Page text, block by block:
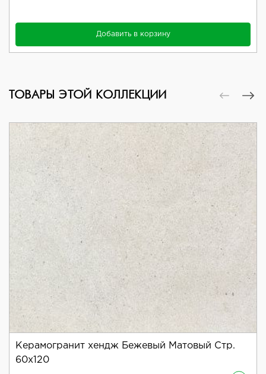
Добавить в корзину
ТОВАРЫ ЭТОЙ КОЛЛЕКЦИИ
Керамогранит хендж Бежевый Матовый Стр.
60x120